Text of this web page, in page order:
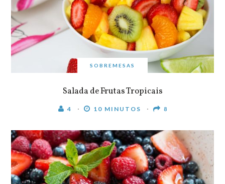
SOBREMESAS
Salada de Frutas Tropicais
4 10 MINUTOS 8